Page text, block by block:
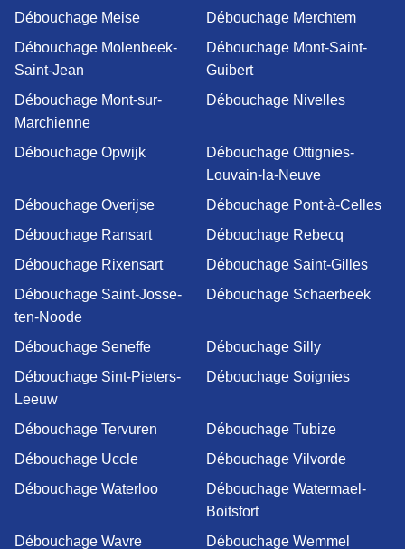
Débouchage Meise
Débouchage Merchtem
Débouchage Molenbeek-
Saint-Jean
Débouchage Mont-Saint-
Guibert
Débouchage Mont-sur-
Marchienne
Débouchage Nivelles
Débouchage Opwijk
Débouchage Ottignies-
Louvain-la-Neuve
Débouchage Overijse
Débouchage Pont-à-Celles
Débouchage Ransart
Débouchage Rebecq
Débouchage Rixensart
Débouchage Saint-Gilles
Débouchage Saint-Josse-
ten-Noode
Débouchage Schaerbeek
Débouchage Seneffe
Débouchage Silly
Débouchage Sint-Pieters-
Leeuw
Débouchage Soignies
Débouchage Tervuren
Débouchage Tubize
Débouchage Uccle
Débouchage Vilvorde
Débouchage Waterloo
Débouchage Watermael-
Boitsfort
Débouchage Wavre
Débouchage Wemmel